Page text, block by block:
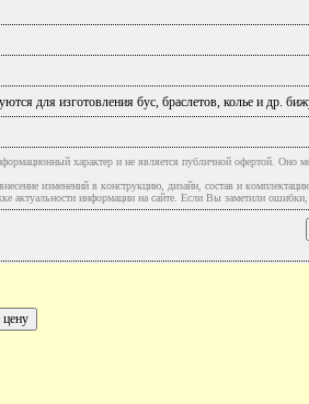
для изготовления бус, браслетов, колье и др.
характер и не является публичной офертой. Оно
изменений в конструкцию, дизайн, состав и
информации на сайте. Если Вы заметили ошибки,